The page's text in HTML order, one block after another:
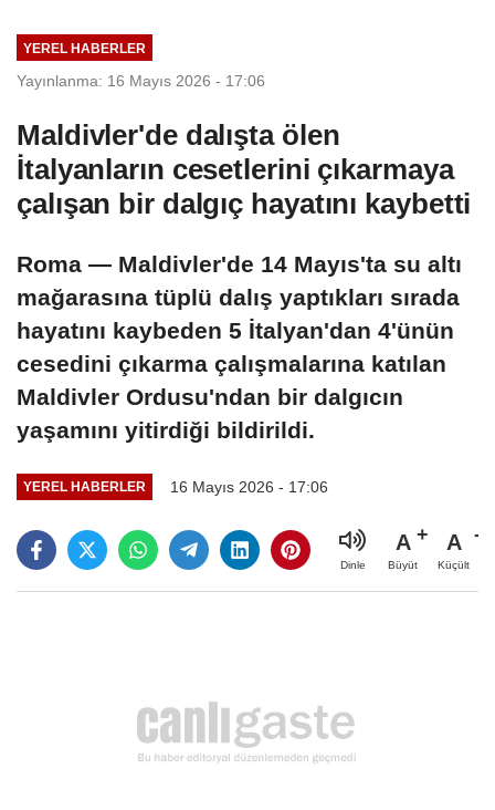
YEREL HABERLER
Yayınlanma: 16 Mayıs 2026 - 17:06
Maldivler'de dalışta ölen
İtalyanların cesetlerini çıkarmaya
çalışan bir dalgıç hayatını kaybetti
Roma — Maldivler'de 14 Mayıs'ta su altı
mağarasına tüplü dalış yaptıkları sırada
hayatını kaybeden 5 İtalyan'dan 4'ünün
cesedini çıkarma çalışmalarına katılan
Maldivler Ordusu'ndan bir dalgıcın
yaşamını yitirdiği bildirildi.
YEREL HABERLER 16 Mayıs 2026 - 17:06
Dinle
A
Büyüt
A
Küçült